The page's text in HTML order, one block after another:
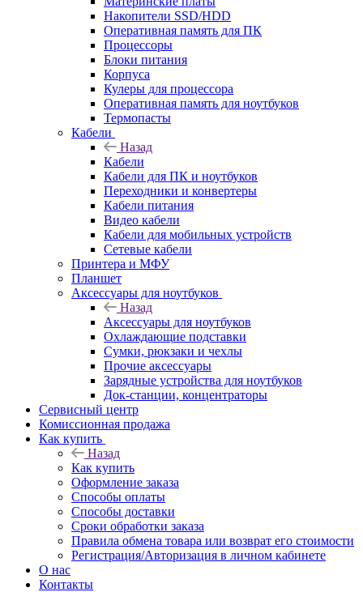
Накопители SSD/HDD
Оперативная память для ПК
Процессоры
Блоки питания
Корпуса
Кулеры для процессора
Оперативная память для ноутбуков
Термопасты
Кабели
Назад
Кабели
Кабели для ПК и ноутбуков
Переходники и конвертеры
Кабели питания
Видео кабели
Кабели для мобильных устройств
Сетевые кабели
Принтера и МФУ
Планшет
Аксессуары для ноутбуков
Назад
Аксессуары для ноутбуков
Охлаждающие подставки
Сумки, рюкзаки и чехлы
Прочие аксессуары
Зарядные устройства для ноутбуков
Док-станции, концентраторы
Сервисный центр
Комиссионная продажа
Как купить
Назад
Как купить
Оформление заказа
Способы оплаты
Способы доставки
Сроки обработки заказа
Правила обмена товара или возврат его стоимости
Регистрация/Авторизация в личном кабинете
О нас
Контакты